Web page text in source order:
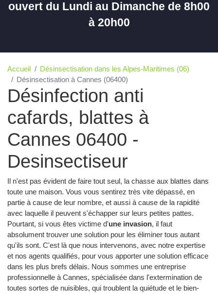
ouvert du Lundi au Dimanche de 8h00
à 20h00
Accueil
Désinsectisation dans les Alpes-Maritimes (06)
Désinsectisation à Cannes (06400)
Désinfection anti
cafards, blattes à
Cannes 06400 -
Desinsectiseur
Il n'est pas évident de faire tout seul, la chasse aux blattes dans
toute une maison. Vous vous sentirez très vite dépassé, en
partie à cause de leur nombre, et aussi à cause de la rapidité
avec laquelle il peuvent s'échapper sur leurs petites pattes.
Pourtant, si vous êtes victime d'une invasion, il faut
absolument trouver une solution pour les éliminer tous autant
qu'ils sont. C'est là que nous intervenons, avec notre expertise
et nos agents qualifiés, pour vous apporter une solution efficace
dans les plus brefs délais. Nous sommes une entreprise
professionnelle à Cannes, spécialisée dans l'extermination de
toutes sortes de nuisibles, qui troublent la quiétude et le bien-